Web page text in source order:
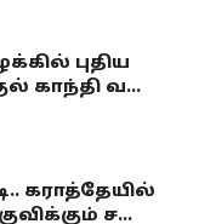
புதிய
காந்தி வ...
கராத்தேயில்
ச...